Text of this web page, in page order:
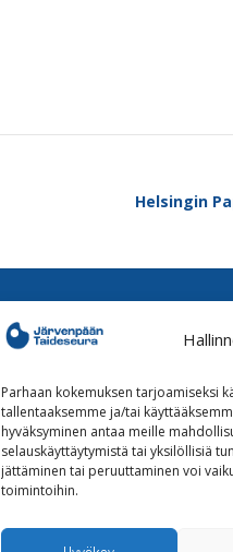
Parhaan kokemuksen tarjoamiseksi
tallentaaksemme ja/tai
hyväksyminen antaa meille
selauskäyttäytymistä tai yksilöllisiä
jättäminen tai peruuttaminen voi
toimintoihin.
Helsingin